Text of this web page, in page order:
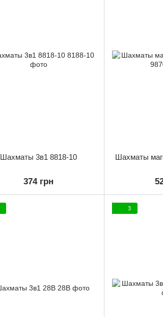
Шахматы 3в1 8818-10
374 грн
Шахматы
3